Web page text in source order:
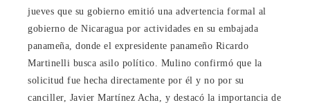
jueves que su gobierno emitió una advertencia formal al
gobierno de Nicaragua por actividades en su embajada
panameña, donde el expresidente panameño Ricardo
Martinelli busca asilo político. Mulino confirmó que la
solicitud fue hecha directamente por él y no por su
canciller, Javier Martínez Acha, y destacó la importancia de